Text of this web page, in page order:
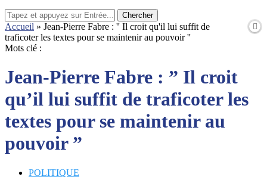
Chercher
Accueil » Jean-Pierre Fabre : '' Il croit qu'il lui suffit de
traficoter les textes pour se maintenir au pouvoir ''
Mots clé :
Jean-Pierre Fabre : ” Il croit
qu’il lui suffit de traficoter les
textes pour se maintenir au
pouvoir ”
POLITIQUE